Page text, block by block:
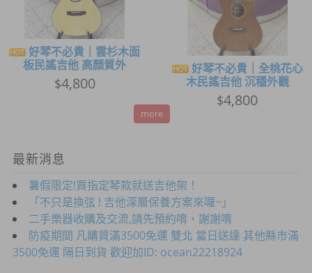
好琴不必貴｜雲杉木面
板民謠吉他 高顏質外
$4,800
好琴不必貴｜全桃花心
木民謠吉他 沉穩外觀
$4,800
more
最新消息
暑假限定!買指定琴款就送吉他架！
「不只是換弦 ! 吉他深層保養方案來囉~」
二手樂器收購及交流,請先預約唷，謝謝唷
防疫期間 凡購買滿3500免運 雙北 當日送達 其他縣市滿
3500免運 隔日到貨 歡迎加ID: ocean22218924